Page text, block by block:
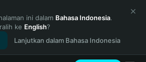
ini dalam Bahasa Indonesia.
ke English?
Lanjutkan dalam Bahasa Indonesia